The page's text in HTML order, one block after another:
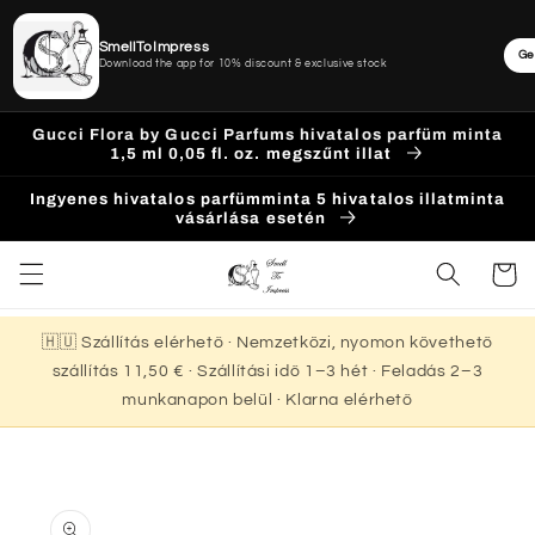
Ugrás a
tartalomhoz
Gucci Flora by Gucci Parfums hivatalos parfüm minta
1,5 ml 0,05 fl. oz. megszűnt illat
Ingyenes hivatalos parfümminta 5 hivatalos illatminta
vásárlása esetén
Kosár
🇭🇺 Szállítás elérhető · Nemzetközi, nyomon követhető
szállítás 11,50 € · Szállítási idő 1–3 hét · Feladás 2–3
munkanapon belül · Klarna elérhető
a
SmellToImpress
Download the app for 10% discount & exclusive stock